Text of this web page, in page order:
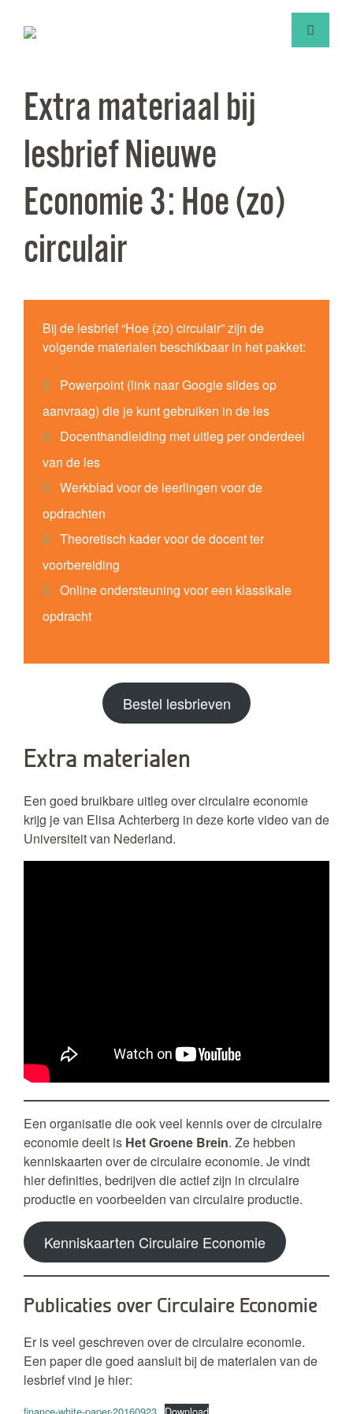
Extra materiaal bij
lesbrief Nieuwe
Economie 3: Hoe (zo)
circulair
Bij de lesbrief “Hoe (zo) circulair” zijn de
volgende materialen beschikbaar in het pakket:
Powerpoint (link naar Google slides op
aanvraag) die je kunt gebruiken in de les
Docenthandleiding met uitleg per onderdeel
van de les
Werkblad voor de leerlingen voor de
opdrachten
Theoretisch kader voor de docent ter
voorbereiding
Online ondersteuning voor een klassikale
opdracht
Bestel lesbrieven
Extra materialen
Een goed bruikbare uitleg over circulaire economie
krijg je van Elisa Achterberg in deze korte video van de
Universiteit van Nederland.
Een organisatie die ook veel kennis over de circulaire
economie deelt is Het Groene Brein. Ze hebben
kenniskaarten over de circulaire economie. Je vindt
hier definities, bedrijven die actief zijn in circulaire
productie en voorbeelden van circulaire productie.
Kenniskaarten Circulaire Economie
Publicaties over Circulaire Economie
Er is veel geschreven over de circulaire economie.
Een paper die goed aansluit bij de materialen van de
lesbrief vind je hier: